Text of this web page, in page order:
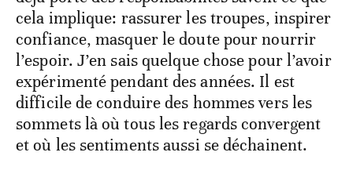
cela implique: rassurer les troupes, inspirer
confiance, masquer le doute pour nourrir
l’espoir. J’en sais quelque chose pour l’avoir
expérimenté pendant des années. Il est
difficile de conduire des hommes vers les
sommets là où tous les regards convergent
et où les sentiments aussi se déchainent.